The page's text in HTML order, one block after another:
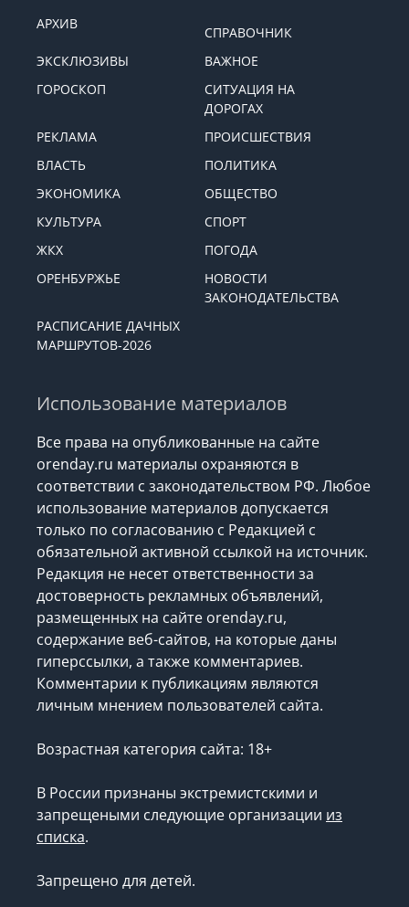
АРХИВ
СПРАВОЧНИК
ЭКСКЛЮЗИВЫ
ВАЖНОЕ
ГОРОСКОП
СИТУАЦИЯ НА
ДОРОГАХ
РЕКЛАМА
ПРОИСШЕСТВИЯ
ВЛАСТЬ
ПОЛИТИКА
ЭКОНОМИКА
ОБЩЕСТВО
КУЛЬТУРА
СПОРТ
ЖКХ
ПОГОДА
ОРЕНБУРЖЬЕ
НОВОСТИ
ЗАКОНОДАТЕЛЬСТВА
РАСПИСАНИЕ ДАЧНЫХ
МАРШРУТОВ-2026
Использование материалов
Все права на опубликованные на сайте
orenday.ru материалы охраняются в
соответствии с законодательством РФ. Любое
использование материалов допускается
только по согласованию с Редакцией с
обязательной активной ссылкой на источник.
Редакция не несет ответственности за
достоверность рекламных объявлений,
размещенных на сайте orenday.ru,
содержание веб-сайтов, на которые даны
гиперссылки, а также комментариев.
Комментарии к публикациям являются
личным мнением пользователей сайта.
Возрастная категория сайта: 18+
В России признаны экстремистскими и
запрещеными следующие организации из
списка.
Запрещено для детей.